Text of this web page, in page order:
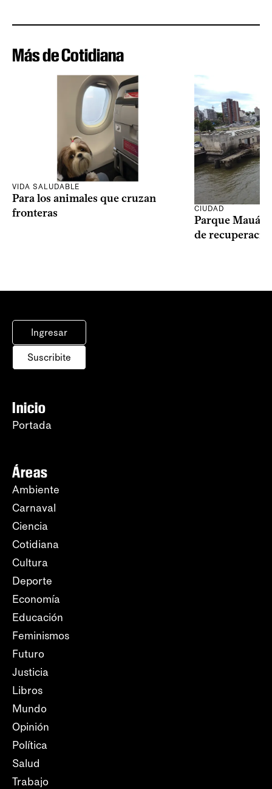
Más de Cotidiana
VIDA SALUDABLE
Para los animales que cruzan
fronteras
CIUDAD
Parque Mauá
de
Ingresar
Suscribite
Inicio
Portada
Áreas
Ambiente
Carnaval
Ciencia
Cotidiana
Cultura
Deporte
Economía
Educación
Feminismos
Futuro
Justicia
Libros
Mundo
Opinión
Política
Salud
Trabajo